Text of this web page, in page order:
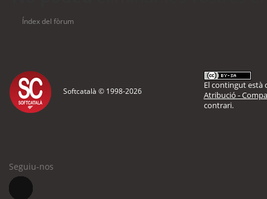
Índex del fòrum
Softcatalà © 1998-2026
El contingut està
Atribució -
contrari.
Seguiu-nos